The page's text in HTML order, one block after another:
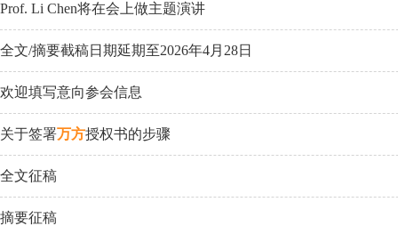
Prof. Li Chen将在会上做主题演讲
全文/摘要截稿日期延期至2026年4月28日
欢迎填写意向参会信息
关于签署万方授权书的步骤
全文征稿
摘要征稿